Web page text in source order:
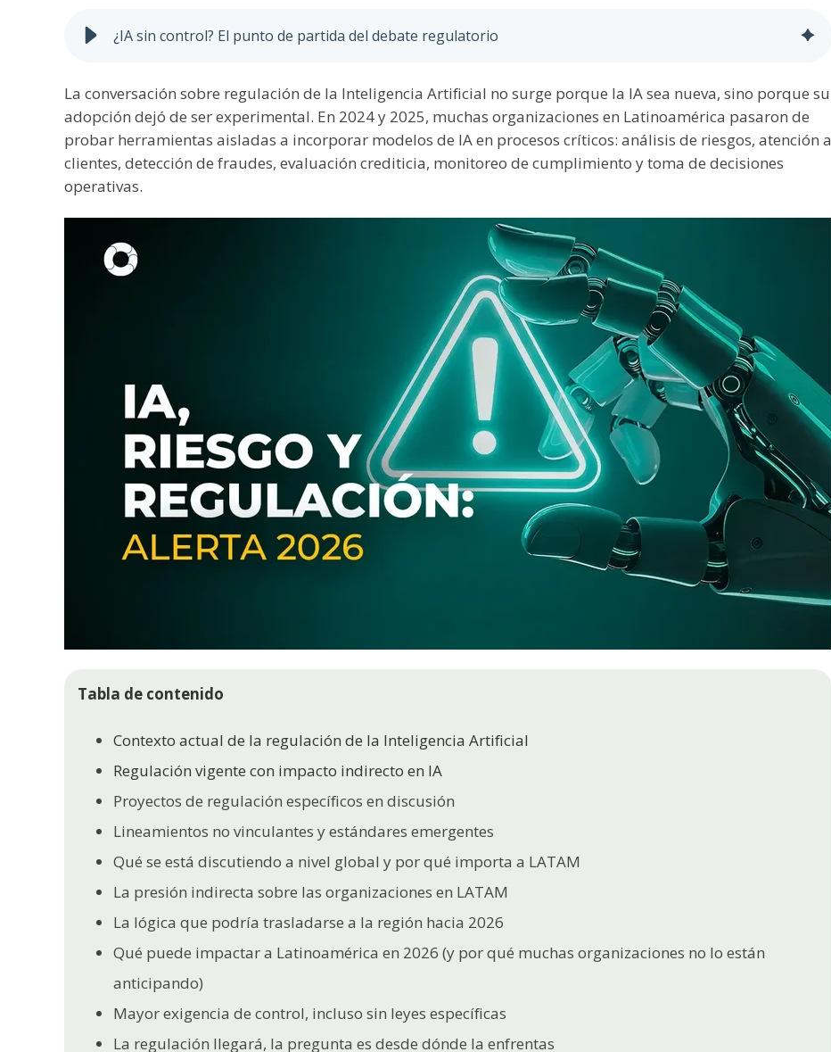
¿IA sin control? El punto de partida del debate regulatorio
La conversación sobre regulación de la Inteligencia Artificial no surge porque la IA sea nueva, sino porque su
adopción dejó de ser experimental. En 2024 y 2025, muchas organizaciones en Latinoamérica pasaron de
probar herramientas aisladas a incorporar modelos de IA en procesos críticos: análisis de riesgos, atención a
clientes, detección de fraudes, evaluación crediticia, monitoreo de cumplimiento y toma de decisiones
operativas.
Tabla de contenido
Contexto actual de la regulación de la Inteligencia Artificial
Regulación vigente con impacto indirecto en IA
Proyectos de regulación específicos en discusión
Lineamientos no vinculantes y estándares emergentes
Qué se está discutiendo a nivel global y por qué importa a LATAM
La presión indirecta sobre las organizaciones en LATAM
La lógica que podría trasladarse a la región hacia 2026
Qué puede impactar a Latinoamérica en 2026 (y por qué muchas organizaciones no lo están
anticipando)
Mayor exigencia de control, incluso sin leyes específicas
La regulación llegará, la pregunta es desde dónde la enfrentas